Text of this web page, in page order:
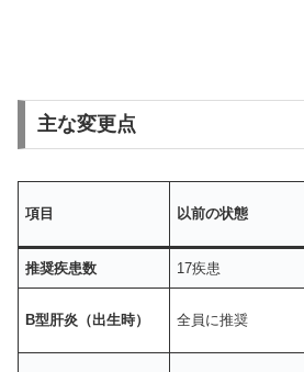
主な変更点
項目 以前の状態
推奨疾患数 17疾患
B型肝炎（出生時） 全員に推奨